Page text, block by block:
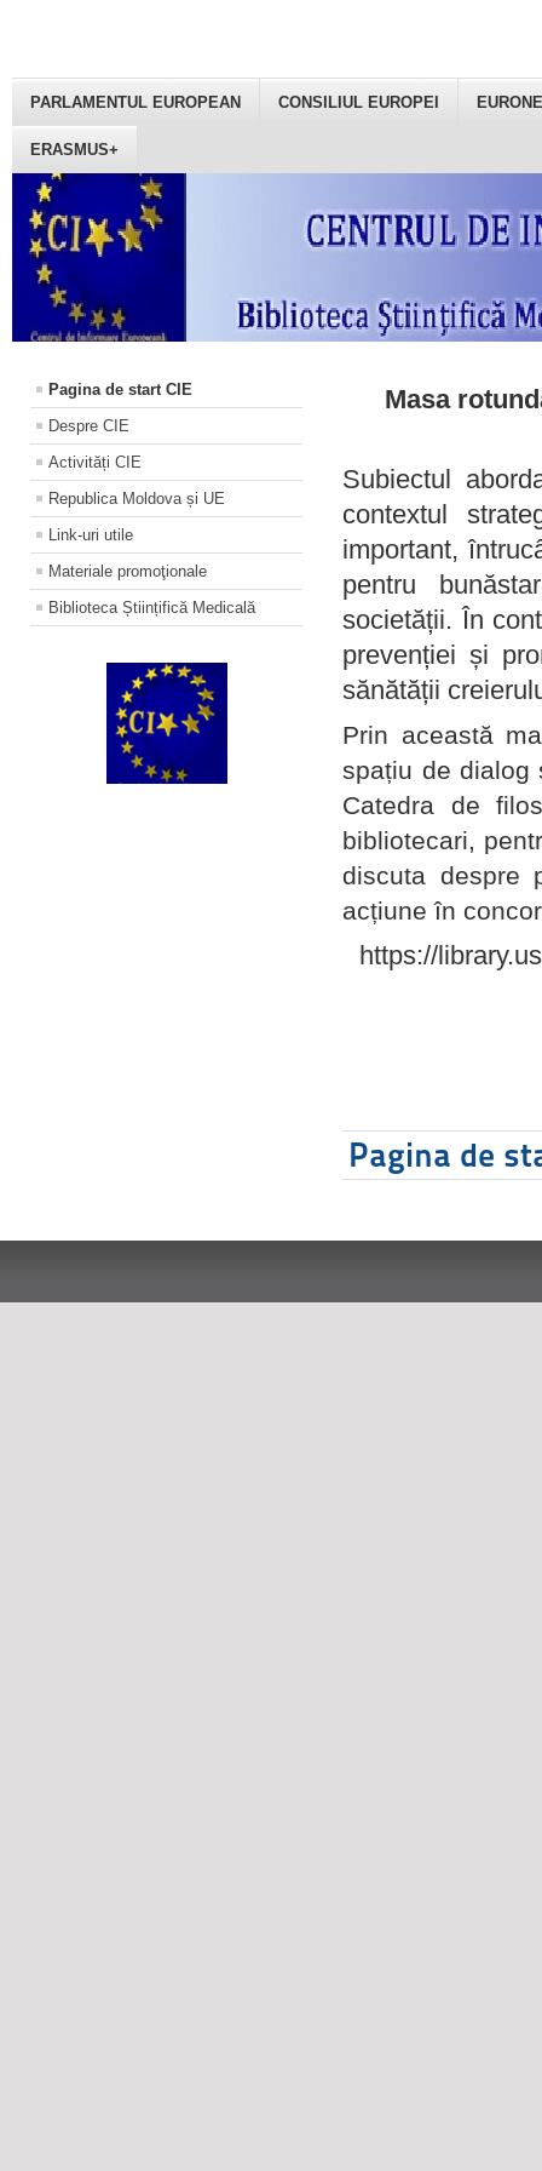
PARLAMENTUL EUROPEAN CONSILIUL EUROPEI
ERASMUS+
Pagina de start CIE
Despre CIE
Activități CIE
Republica Moldova și UE
Link-uri utile
Materiale promoţionale
Biblioteca Științifică Medicală
Masa
Subiectul
contextul
important,
pentru
societății. În
prevenției și
sănătății
Prin această
spațiu de dialog
Catedra de
bibliotecari,
discuta despre
acțiune în
https://
Pagina de